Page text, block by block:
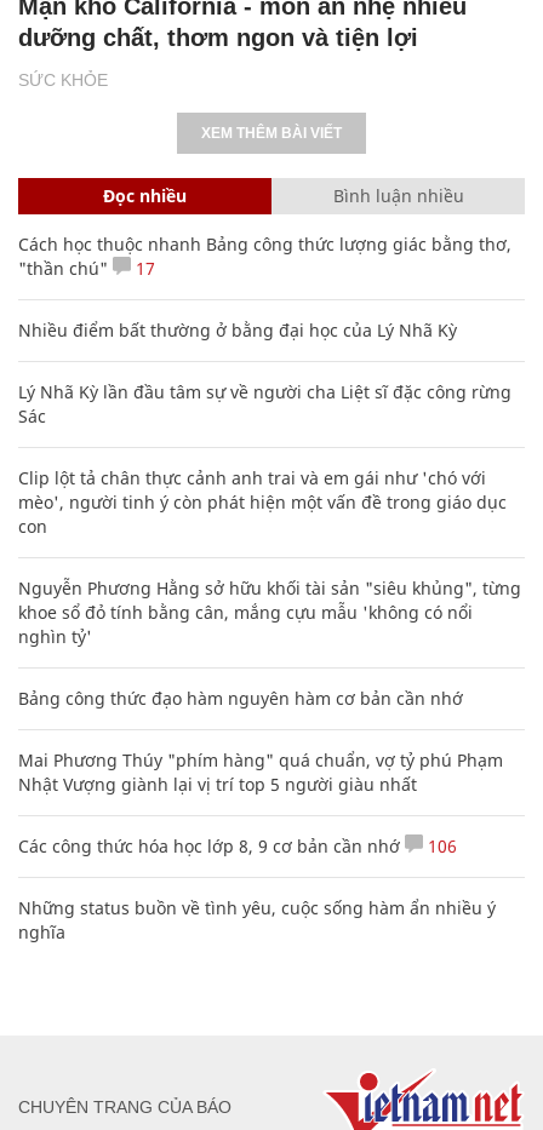
SỨC KHỎE
Mận khô California - món ăn nhẹ nhiều
dưỡng chất, thơm ngon và tiện lợi
XEM THÊM BÀI VIẾT
Đọc nhiều Bình luận nhiều
Cách học thuộc nhanh Bảng công thức lượng giác bằng thơ,
"thần chú"
17
Nhiều điểm bất thường ở bằng đại học của Lý Nhã Kỳ
Lý Nhã Kỳ lần đầu tâm sự về người cha Liệt sĩ đặc công rừng
Sác
Clip lột tả chân thực cảnh anh trai và em gái như 'chó với
mèo', người tinh ý còn phát hiện một vấn đề trong giáo dục
con
Nguyễn Phương Hằng sở hữu khối tài sản "siêu khủng", từng
khoe sổ đỏ tính bằng cân, mắng cựu mẫu 'không có nổi
nghìn tỷ'
Bảng công thức đạo hàm nguyên hàm cơ bản cần nhớ
Mai Phương Thúy "phím hàng" quá chuẩn, vợ tỷ phú Phạm
Nhật Vượng giành lại vị trí top 5 người giàu nhất
Các công thức hóa học lớp 8, 9 cơ bản cần nhớ 106
Những status buồn về tình yêu, cuộc sống hàm ẩn nhiều ý
nghĩa
CHUYÊN TRANG CỦA BÁO